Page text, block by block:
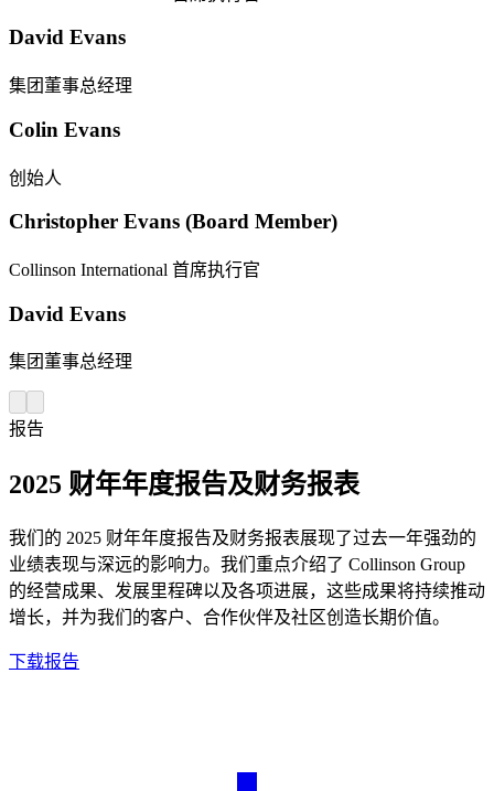
David Evans
集团董事总经理
Colin Evans
创始人
Christopher Evans (Board Member)
Collinson International 首席执行官
David Evans
集团董事总经理
报告
2025 财年年度报告及财务报表
我们的 2025 财年年度报告及财务报表展现了过去一年强劲的
业绩表现与深远的影响力。我们重点介绍了 Collinson Group
的经营成果、发展里程碑以及各项进展，这些成果将持续推动
增长，并为我们的客户、合作伙伴及社区创造长期价值。
下载报告